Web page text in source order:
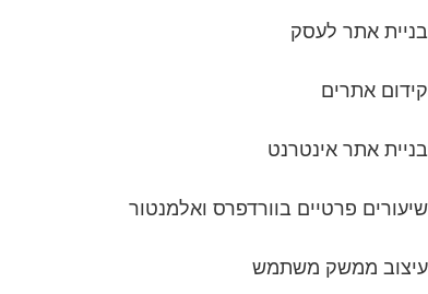
בניית אתר לעסק
קידום אתרים
בניית אתר אינטרנט
שיעורים פרטיים בוורדפרס ואלמנטור
עיצוב ממשק משתמש